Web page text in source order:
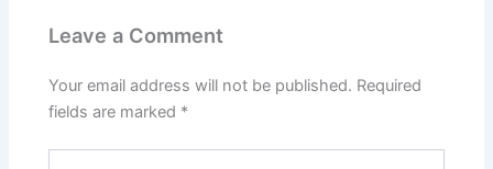
Leave a Comment
Your email address will not be published. Required
fields are marked *